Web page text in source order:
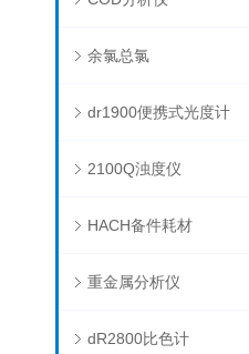
余氯总氯
dr1900便携式光度计
2100Q浊度仪
HACH备件耗材
重金属分析仪
dR2800比色计